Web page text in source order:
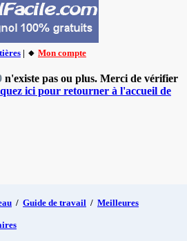
| 🔸 Mon compte
n'existe pas ou plus. Merci de vérifier
ici pour retourner à l'accueil de
/ Guide de travail / Meilleures